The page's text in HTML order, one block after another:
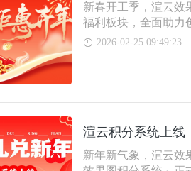
新春开工季，渲云效
福利板块，全面助力
2026-02-25 09:49:23
渲云积分系统上线
新年新气象，渲云效